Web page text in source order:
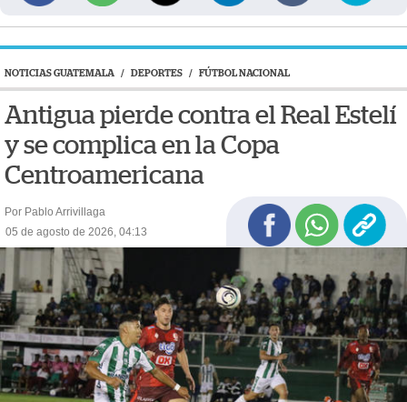
NOTICIAS GUATEMALA / DEPORTES / FÚTBOL NACIONAL
Antigua pierde contra el Real Estelí
y se complica en la Copa
Centroamericana
Por Pablo Arrivillaga
05 de agosto de 2026, 04:13